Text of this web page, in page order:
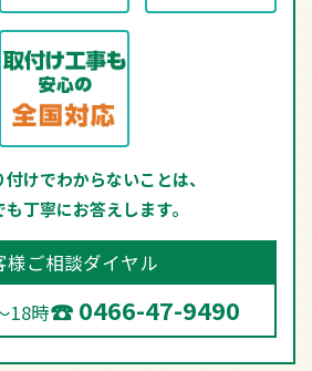
けでわからないことは、
丁寧にお答えします。
様ご相談ダイヤル
18時
0466-47-9490